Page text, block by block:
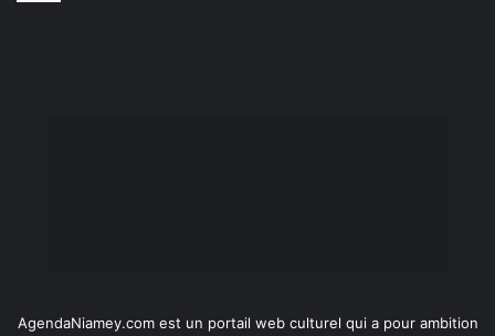
AgendaNiamey.com est un portail web culturel qui a pour ambition